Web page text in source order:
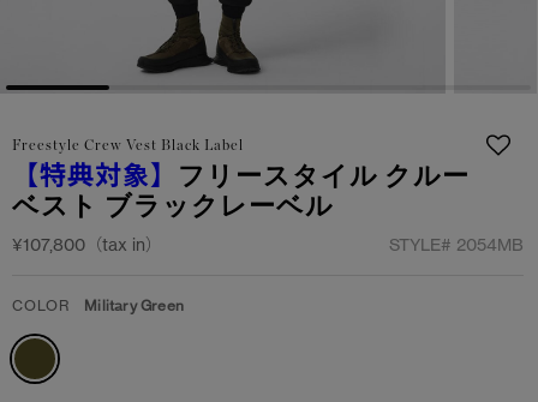
アパレル
アクセサリー
フットウェア
コレクション
アパレル
アクセサリー
フットウェア
コレクション
Freestyle Crew Vest Black Label
【特典対象】 フリースタイル クルー
ベスト ブラックレーベル
¥107,800（tax in） STYLE# 2054MB
COLOR Military Green